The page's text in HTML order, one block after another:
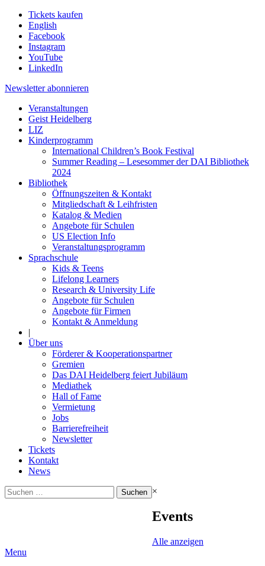
Tickets kaufen
English
Facebook
Instagram
YouTube
LinkedIn
Newsletter abonnieren
Veranstaltungen
Geist Heidelberg
LIZ
Kinderprogramm
International Children’s Book Festival
Summer Reading – Lesesommer der DAI Bibliothek
2024
Bibliothek
Öffnungszeiten & Kontakt
Mitgliedschaft & Leihfristen
Katalog & Medien
Angebote für Schulen
US Election Info
Veranstaltungsprogramm
Sprachschule
Kids & Teens
Lifelong Learners
Research & University Life
Angebote für Schulen
Angebote für Firmen
Kontakt & Anmeldung
|
Über uns
Förderer & Kooperationspartner
Gremien
Das DAI Heidelberg feiert Jubiläum
Mediathek
Hall of Fame
Vermietung
Jobs
Barrierefreiheit
Newsletter
Tickets
Kontakt
News
Suchen
nach:
×
Events
Alle anzeigen
Menu